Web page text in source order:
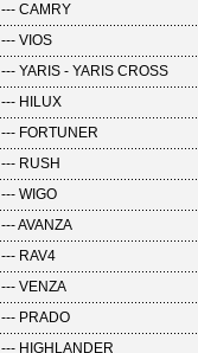
--- CAMRY
--- VIOS
--- YARIS - YARIS CROSS
--- HILUX
--- FORTUNER
--- RUSH
--- WIGO
--- AVANZA
--- RAV4
--- VENZA
--- PRADO
--- HIGHLANDER